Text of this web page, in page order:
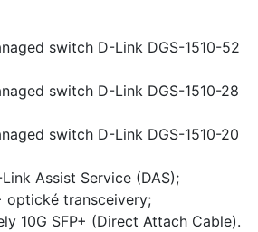
switch D-Link DGS-1510-52
switch D-Link DGS-1510-28
switch D-Link DGS-1510-20
Service (DAS);
transceivery;
SFP+ (Direct Attach Cable).